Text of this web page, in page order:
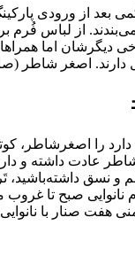
۱۹ مقابلش صف
دیگرشان اما
نانوایی) همراه ۷ نانوا و
دارد را
عادت داشته و
و نسق
نانوایی صبح تا
هفت صنار با